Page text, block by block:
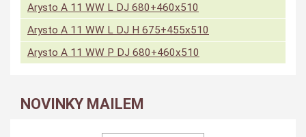
Arysto A 11 WW L DJ 680+460x510
Arysto A 11 WW L DJ H 675+455x510
Arysto A 11 WW P DJ 680+460x510
NOVINKY MAILEM